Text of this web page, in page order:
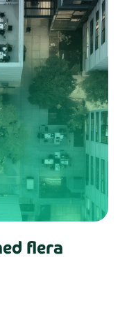
flera